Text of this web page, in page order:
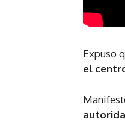
Expuso
el